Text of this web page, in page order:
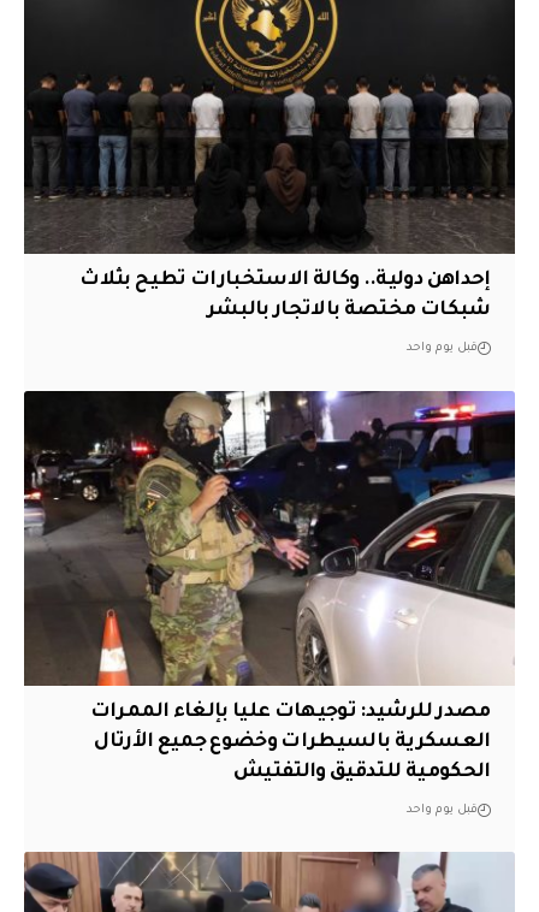
إحداهن دولية.. وكالة الاستخبارات تطيح بثلاث
شبكات مختصة بالاتجار بالبشر
قبل يوم واحد
مصدر للرشيد: توجيهات عليا بإلغاء الممرات
العسكرية بالسيطرات وخضوع جميع الأرتال
الحكومية للتدقيق والتفتيش
قبل يوم واحد